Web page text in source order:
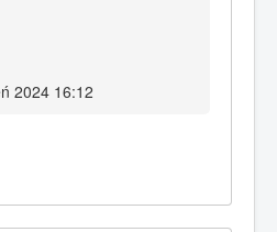
2024 16:12